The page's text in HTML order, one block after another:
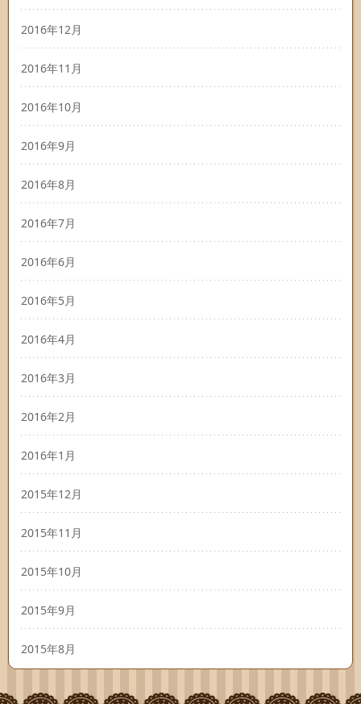
2016年12月
2016年11月
2016年10月
2016年9月
2016年8月
2016年7月
2016年6月
2016年5月
2016年4月
2016年3月
2016年2月
2016年1月
2015年12月
2015年11月
2015年10月
2015年9月
2015年8月